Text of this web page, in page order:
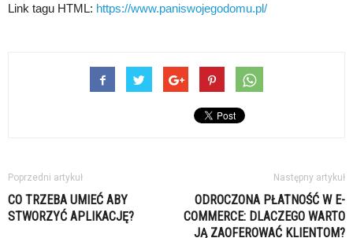
Link tagu HTML: https://www.paniswojegodomu.pl/
Poprzedni artykuł
CO TRZEBA UMIEĆ ABY
STWORZYĆ APLIKACJĘ?
Następny artykuł
ODROCZONA PŁATNOŚĆ W E-
COMMERCE: DLACZEGO WARTO
JĄ ZAOFEROWAĆ KLIENTOM?